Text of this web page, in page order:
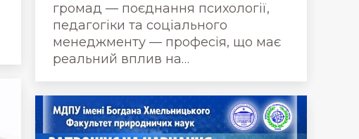
громад — поєднання психології,
педагогіки та соціального
менеджменту — професія, що має
реальний вплив на…